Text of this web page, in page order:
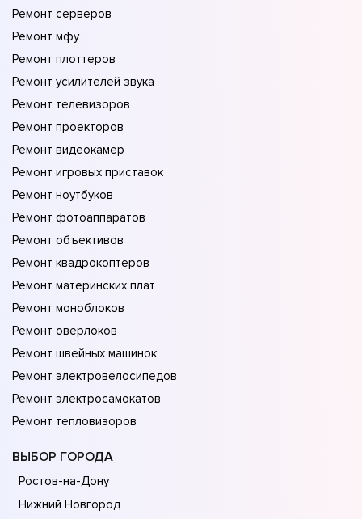
Ремонт серверов
Ремонт мфу
Ремонт плоттеров
Ремонт усилителей звука
Ремонт телевизоров
Ремонт проекторов
Ремонт видеокамер
Ремонт игровых приставок
Ремонт ноутбуков
Ремонт фотоаппаратов
Ремонт объективов
Ремонт квадрокоптеров
Ремонт материнских плат
Ремонт моноблоков
Ремонт оверлоков
Ремонт швейных машинок
Ремонт электровелосипедов
Ремонт электросамокатов
Ремонт тепловизоров
ВЫБОР ГОРОДА
Ростов-на-Дону
Нижний Новгород